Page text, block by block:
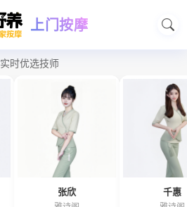
上门按摩
实时优选技师